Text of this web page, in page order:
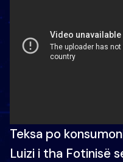
Teksa po
Luizi i tha Fotinisë